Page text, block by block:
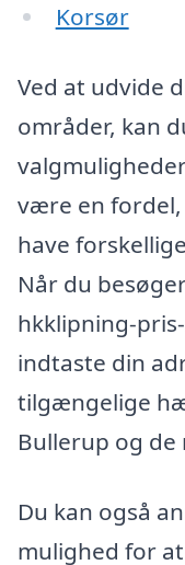
Korsør
Ved at udvide
områder, kan
være en
have
Når du
hkklipning-
indtaste din
tilgængelige
Bullerup og
Du kan også
mulighed for